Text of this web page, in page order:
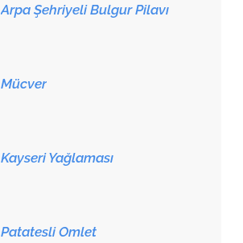
Arpa Şehriyeli Bulgur Pilavı
Mücver
Kayseri Yağlaması
Patatesli Omlet